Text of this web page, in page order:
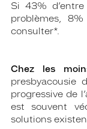
Si 43%
problèmes,
consulter*.
Chez les
presbyacousie
progressive de
est souvent
solutions